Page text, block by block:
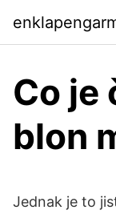
Co je
blon
Jednak je to